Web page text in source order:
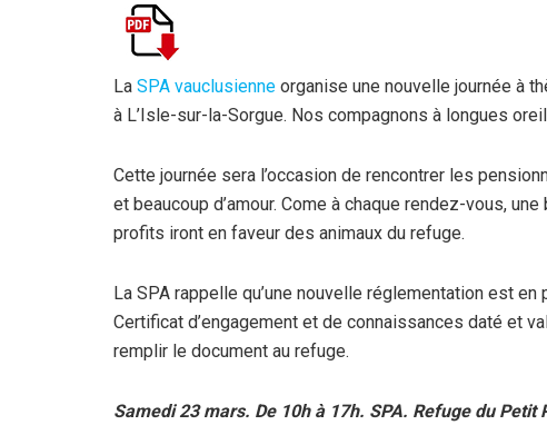
ce
b
o
o
k
n
g
e
A
p
p
La SPA vauclusienne organise une nouvelle journée à
à L’Isle-sur-la-Sorgue. Nos compagnons à longues
Cette journée sera l’occasion de rencontrer les
et beaucoup d’amour. Come à chaque rendez-vous,
profits iront en faveur des animaux du refuge.
La SPA rappelle qu’une nouvelle réglementation est
Certificat d’engagement et de connaissances daté et
remplir le document au refuge.
Samedi 23 mars. De 10h à 17h. SPA. Refuge du